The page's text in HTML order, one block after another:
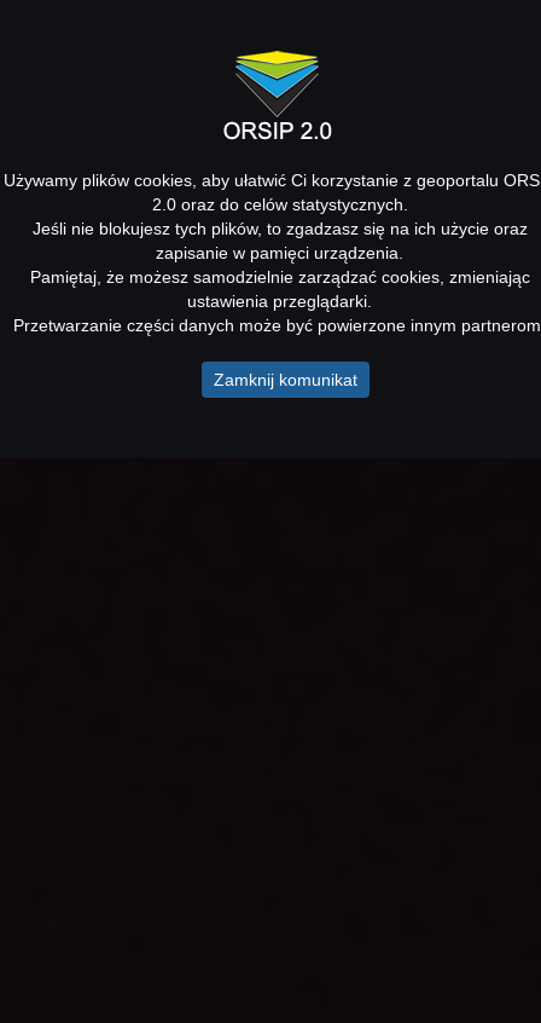
Używamy plików cookies, aby ułatwić Ci korzystanie z geoportalu
2.0 oraz do celów statystycznych.
Jeśli nie blokujesz tych plików, to zgadzasz się na ich użycie oraz
zapisanie w pamięci urządzenia.
Pamiętaj, że możesz samodzielnie zarządzać cookies, zmieniając
ustawienia przeglądarki.
Przetwarzanie części danych może być powierzone innym
Zamknij komunikat